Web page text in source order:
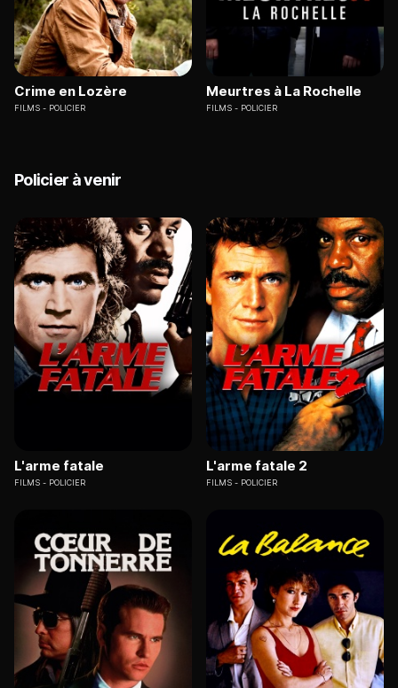
Crime en Lozère
FILMS POLICIER
Meurtres à La Rochelle
FILMS POLICIER
Policier à venir
L'arme fatale
FILMS POLICIER
L'arme fatale 2
FILMS POLICIER